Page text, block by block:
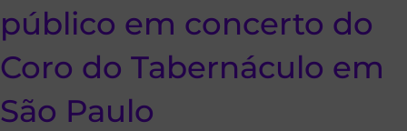
público em concerto do
Coro do Tabernáculo em
São Paulo